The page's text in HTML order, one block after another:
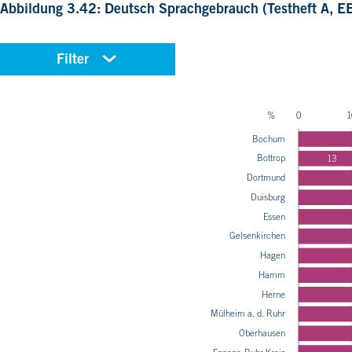
Abbildung 3.42: Deutsch Sprachgebrauch (Testheft A,
Filter
0
%
Oberhausen
Mülheim a. d. Ruhr
Herne
Hamm
Hagen
Gelsenkirchen
Essen
Duisburg
Dortmund
Bottrop
Bochum
13